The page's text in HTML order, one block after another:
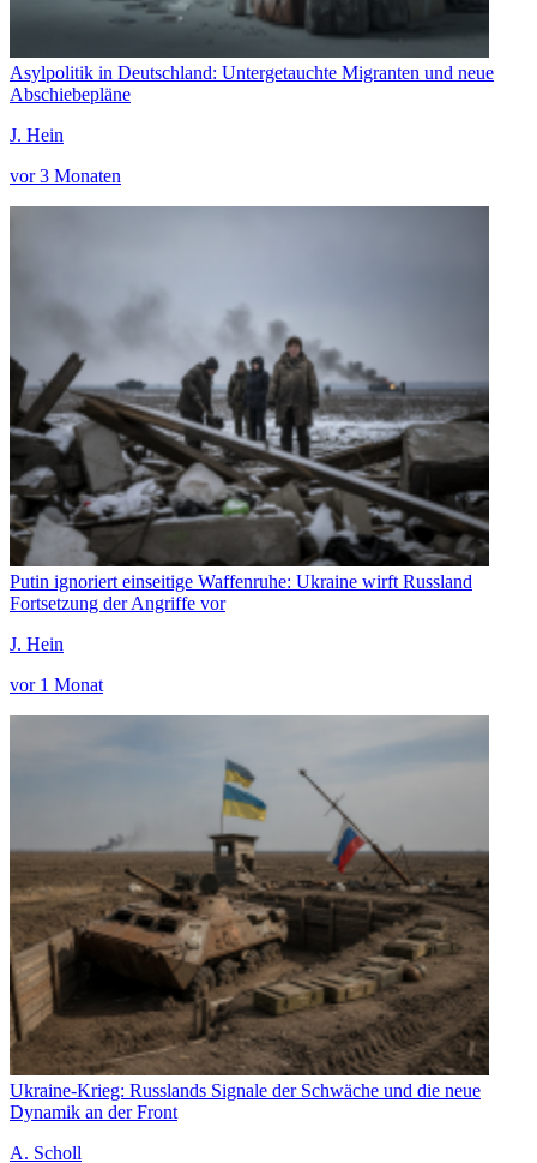
Asylpolitik in Deutschland: Untergetauchte Migranten und neue
Abschiebepläne
J. Hein
vor 3 Monaten
Putin ignoriert einseitige Waffenruhe: Ukraine wirft Russland
Fortsetzung der Angriffe vor
J. Hein
vor 1 Monat
Ukraine-Krieg: Russlands Signale der Schwäche und die neue
Dynamik an der Front
A. Scholl